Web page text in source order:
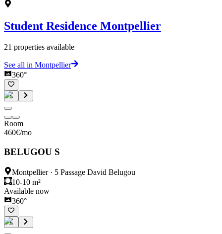
Student Residence Montpellier
21 properties available
See all in Montpellier
360°
Room
460€/mo
BELUGOU S
Montpellier· 5 Passage David Belugou
10-10 m²
Available now
360°